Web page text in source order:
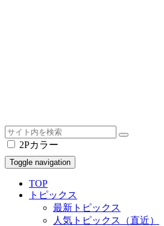
2Pカラー
Toggle navigation
TOP
トピックス
最新トピックス
人気トピックス（直近）